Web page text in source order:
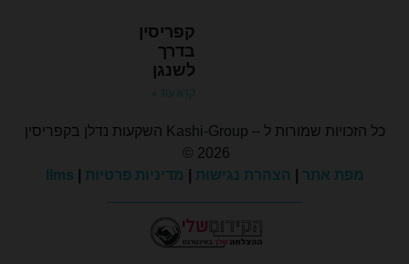
קפריסין
בדרך
לשנגן
קרא עוד »
כל הזכויות שמורות ל – Kashi-Group השקעות נדלן בקפריסין
2026 ©
מפת אתר| הצהרת נגישות| מדיניות פרטיות|
llms